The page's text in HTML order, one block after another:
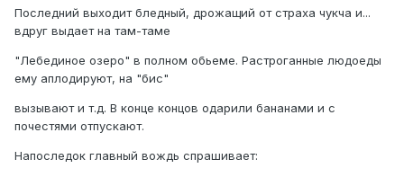
Последний выходит бледный, дрожащий от страха чукча и...
вдруг выдает на там-таме
"Лебединое озеро" в полном обьеме. Растроганные людоеды
ему аплодируют, на "бис"
вызывают и т.д. В конце концов одарили бананами и с
почестями отпускают.
Напоследок главный вождь спрашивает: